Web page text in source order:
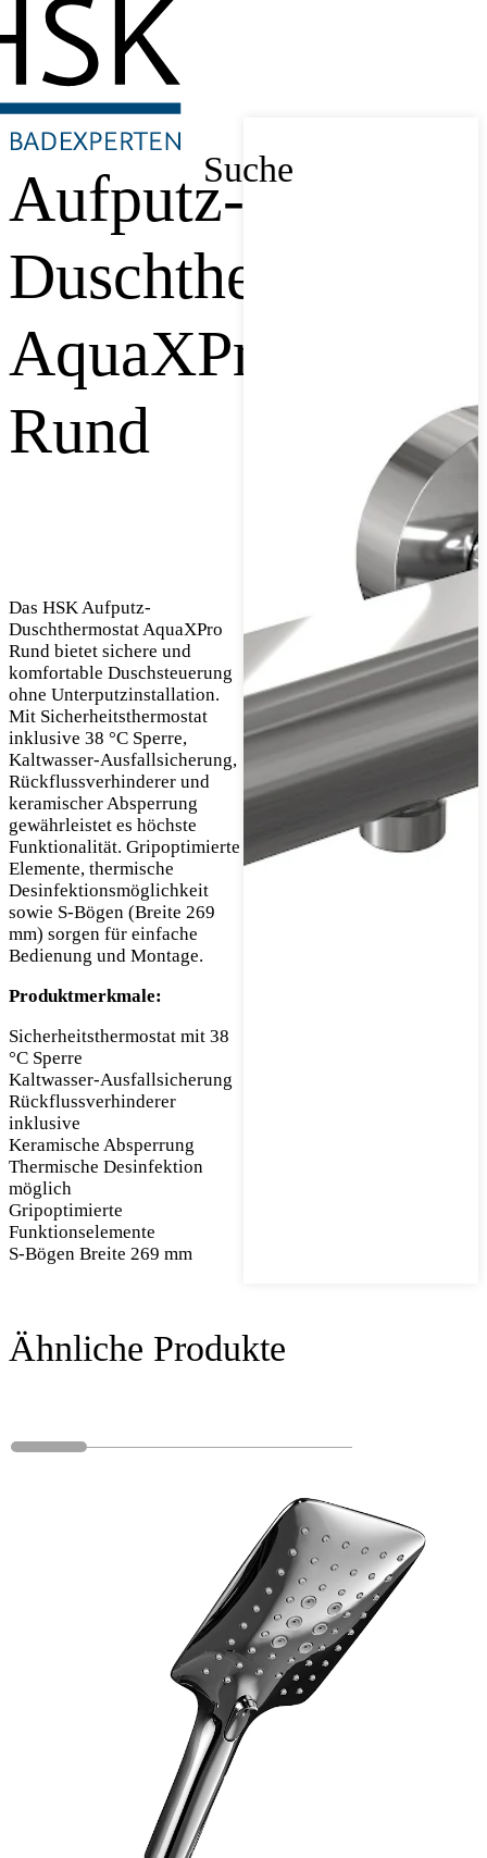
Suche
Aufputz-
Duschthermostat
AquaXPro
Rund
Das HSK Aufputz-
Duschthermostat AquaXPro
Rund bietet sichere und
komfortable Duschsteuerung
ohne Unterputzinstallation.
Mit Sicherheitsthermostat
inklusive 38 °C Sperre,
Kaltwasser-Ausfallsicherung,
Rückflussverhinderer und
keramischer Absperrung
gewährleistet es höchste
Funktionalität. Gripoptimierte
Elemente, thermische
Desinfektionsmöglichkeit
sowie S-Bögen (Breite 269
mm) sorgen für einfache
Bedienung und Montage.
Produktmerkmale:
Sicherheitsthermostat mit 38
°C Sperre
Kaltwasser-Ausfallsicherung
Rückflussverhinderer
inklusive
Keramische Absperrung
Thermische Desinfektion
möglich
Gripoptimierte
Funktionselemente
S-Bögen Breite 269 mm
Ähnliche Produkte